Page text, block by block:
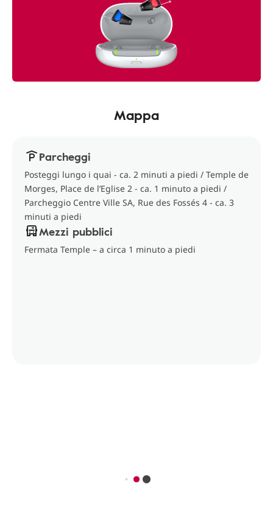
Mappa
Parcheggi
Posteggi lungo i quai - ca. 2 minuti a piedi / Temple de
Morges, Place de l’Eglise 2 - ca. 1 minuto a piedi /
Parcheggio Centre Ville SA, Rue des Fossés 4 - ca. 3
minuti a piedi
Mezzi pubblici
Fermata Temple – a circa 1 minuto a piedi